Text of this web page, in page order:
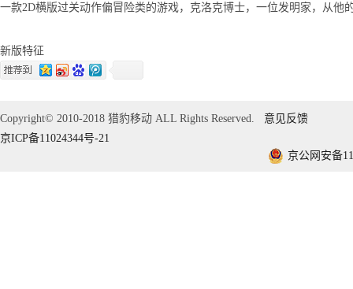
一款2D横版过关动作偏冒险类的游戏，克洛克博士，一位发明家，从他
新版特征
Copyright© 2010-2018 猎豹移动 ALL Rights Reserved. 意见反馈
京ICP备11024344号-21
京公网安备